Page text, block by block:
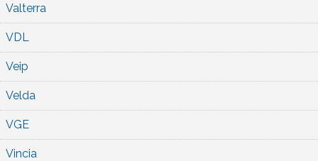
Valterra
VDL
Veip
Velda
VGE
Vincia